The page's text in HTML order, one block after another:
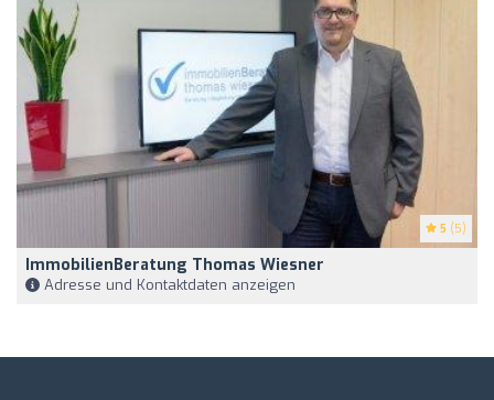
5 (5)
ImmobilienBeratung Thomas Wiesner
Adresse und Kontaktdaten anzeigen